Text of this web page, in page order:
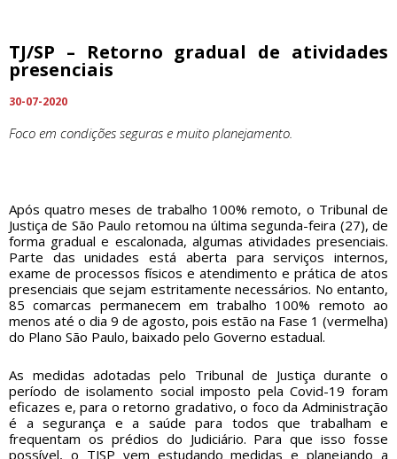
TJ/SP – Retorno gradual de atividades
presenciais
30-07-2020
Foco em condições seguras e muito planejamento.
Após quatro meses de trabalho 100% remoto, o Tribunal de
Justiça de São Paulo retomou na última segunda-feira (27), de
forma gradual e escalonada, algumas atividades presenciais.
Parte das unidades está aberta para serviços internos,
exame de processos físicos e atendimento e prática de atos
presenciais que sejam estritamente necessários. No entanto,
85 comarcas permanecem em trabalho 100% remoto ao
menos até o dia 9 de agosto, pois estão na Fase 1 (vermelha)
do Plano São Paulo, baixado pelo Governo estadual.
As medidas adotadas pelo Tribunal de Justiça durante o
período de isolamento social imposto pela Covid-19 foram
eficazes e, para o retorno gradativo, o foco da Administração
é a segurança e a saúde para todos que trabalham e
frequentam os prédios do Judiciário. Para que isso fosse
possível, o TJSP vem estudando medidas e planejando a